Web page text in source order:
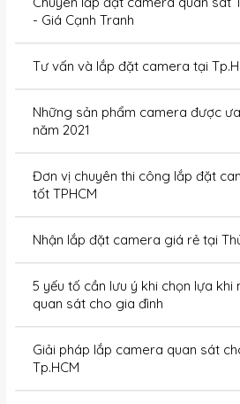
- Giá Cạnh Tranh
Tư vấn và lắp đặt camera tại
Những sản phẩm camera được
năm 2021
Đơn vị chuyên thi công lắp đặt
tốt TPHCM
Nhận lắp đặt camera giá rẻ tại
5 yếu tố cần lưu ý khi chọn lựa khi
quan sát cho gia đình
Giải pháp lắp camera quan sát
Tp.HCM